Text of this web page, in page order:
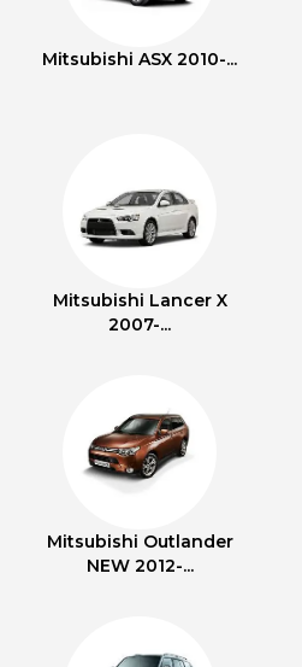
Mitsubishi ASX 2010-...
Mitsubishi Lancer X
2007-...
Mitsubishi Outlander
NEW 2012-...